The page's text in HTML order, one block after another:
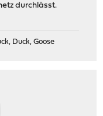
durchlässt.
Duck, Goose